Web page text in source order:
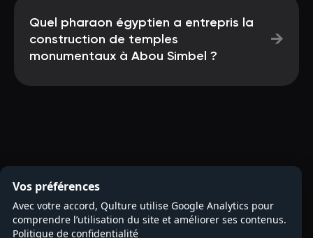
Quel pharaon égyptien a entrepris la
construction de temples
monumentaux à Abou Simbel ?
→
Vos préférences
Avec votre accord, Qulture utilise Google Analytics pour
comprendre l’utilisation du site et améliorer ses contenus.
Politique de confidentialité